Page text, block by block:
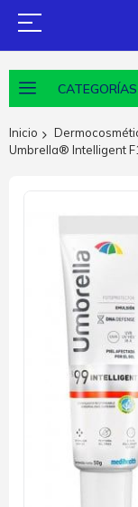
CATEGORÍAS
Inicio
Umbrella® Intelligent
imágenes